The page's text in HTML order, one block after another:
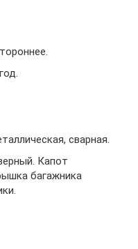
сварная.
Капот
багажника